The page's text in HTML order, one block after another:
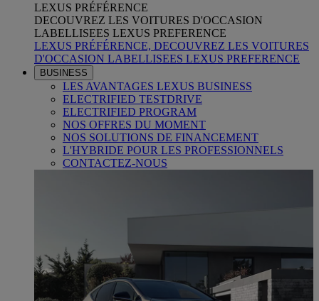
LEXUS PRÉFÉRENCE
DECOUVREZ LES VOITURES D'OCCASION
LABELLISEES LEXUS PREFERENCE
LEXUS PRÉFÉRENCE, DECOUVREZ LES VOITURES
D'OCCASION LABELLISEES LEXUS PREFERENCE
BUSINESS
LES AVANTAGES LEXUS BUSINESS
ELECTRIFIED TESTDRIVE
ELECTRIFIED PROGRAM
NOS OFFRES DU MOMENT
NOS SOLUTIONS DE FINANCEMENT
L'HYBRIDE POUR LES PROFESSIONNELS
CONTACTEZ-NOUS